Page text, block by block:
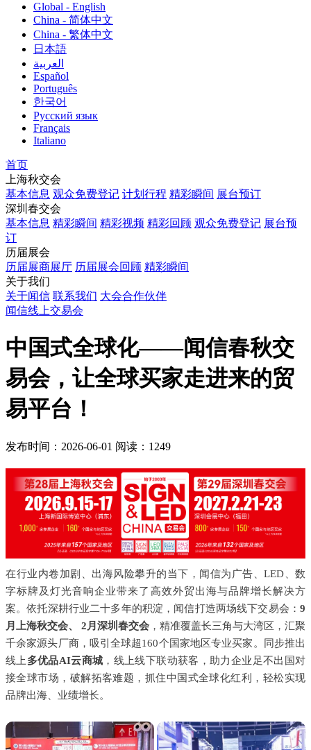
Global - English
China - 简体中文
China - 繁体中文
日本語
العربية
Español
Português
한국어
Русский язык
Français
Italiano
首页
上海秋交会
基本信息 观众免费登记 计划行程 精彩瞬间 展台预订
深圳春交会
基本信息 精彩瞬间 精彩视频 精彩回顾 观众免费登记 展台预
订
历届展会
历届展商展厅 历届展会回顾 精彩瞬间
关于我们
关于闻信 联系我们 大会合作伙伴
闻信线上交易会
中国式全球化——闻信春秋交
易会，让全球买家走进来的贸
易平台！
发布时间：2026-06-01 阅读：1249
在行业内卷加剧、出海风险攀升的当下，闻信为广告、LED、数
字标牌及灯光音响企业带来了高效外贸出海与品牌增长解决方
案。依托深耕行业二十多年的积淀，闻信打造两场线下交易会： 9
月上海秋交会、 2月深圳春交会 ，精准覆盖长三角与大湾区，汇聚
千余家源头厂商，吸引全球超160个国家地区专业买家。同步推出
线上 多优品AI云商城 ，线上线下联动获客，助力企业足不出国对
接全球市场，破解拓客难题，抓住中国式全球化红利，轻松实现
品牌出海、业绩增长。